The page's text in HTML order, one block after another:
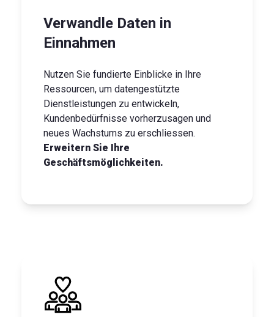
Verwandle Daten in
Einnahmen
Nutzen Sie fundierte Einblicke in Ihre
Ressourcen, um datengestützte
Dienstleistungen zu entwickeln,
Kundenbedürfnisse vorherzusagen und
neues Wachstums zu erschliessen.
Erweitern Sie Ihre
Geschäftsmöglichkeiten.